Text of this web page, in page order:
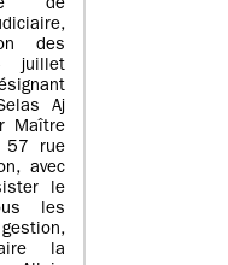
de
des
juillet
Aj
Maître
57 rue
avec
le
les
la